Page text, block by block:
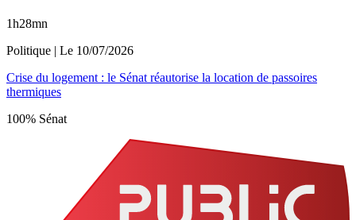
1h28mn
Politique | Le 10/07/2026
Crise du logement : le Sénat réautorise la location de passoires
thermiques
100% Sénat